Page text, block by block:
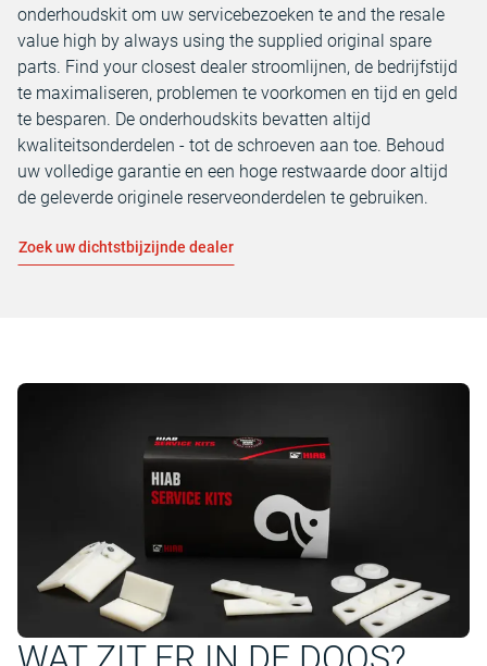
onderhoudskit om uw servicebezoeken te and the resale
value high by always using the supplied original spare
parts. Find your closest dealer stroomlijnen, de bedrijfstijd
te maximaliseren, problemen te voorkomen en tijd en geld
te besparen. De onderhoudskits bevatten altijd
kwaliteitsonderdelen - tot de schroeven aan toe. Behoud
uw volledige garantie en een hoge restwaarde door altijd
de geleverde originele reserveonderdelen te gebruiken.
Zoek uw dichtstbijzijnde dealer